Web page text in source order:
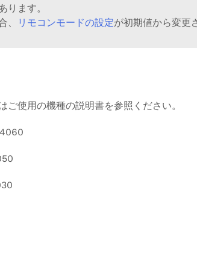
ます。
、
リモコンモードの設定が初期値から変更
使用の機種の説明書を参照ください。